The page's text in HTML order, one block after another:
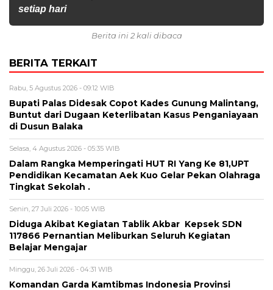
setiap hari
Berita ini 2 kali dibaca
BERITA TERKAIT
Rabu, 5 Agustus 2026 - 09:12 WIB
Bupati Palas Didesak Copot Kades Gunung Malintang,
Buntut dari Dugaan Keterlibatan Kasus Penganiayaan
di Dusun Balaka
Selasa, 4 Agustus 2026 - 05:35 WIB
Dalam Rangka Memperingati HUT RI Yang Ke 81,UPT
Pendidikan Kecamatan Aek Kuo Gelar Pekan Olahraga
Tingkat Sekolah .
Senin, 27 Juli 2026 - 10:05 WIB
Diduga Akibat Kegiatan Tablik Akbar Kepsek SDN
117866 Pernantian Meliburkan Seluruh Kegiatan
Belajar Mengajar
Minggu, 26 Juli 2026 - 04:31 WIB
Komandan Garda Kamtibmas Indonesia Provinsi